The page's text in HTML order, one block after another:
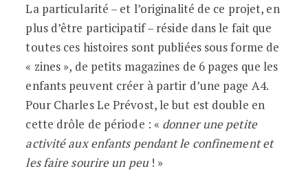
La particularité – et l’originalité de ce projet, en
plus d’être participatif – réside dans le fait que
toutes ces histoires sont publiées sous forme de
« zines », de petits magazines de 6 pages que les
enfants peuvent créer à partir d’une page A4.
Pour Charles Le Prévost, le but est double en
cette drôle de période : « donner une petite
activité aux enfants pendant le confinement et
les faire sourire un peu! »